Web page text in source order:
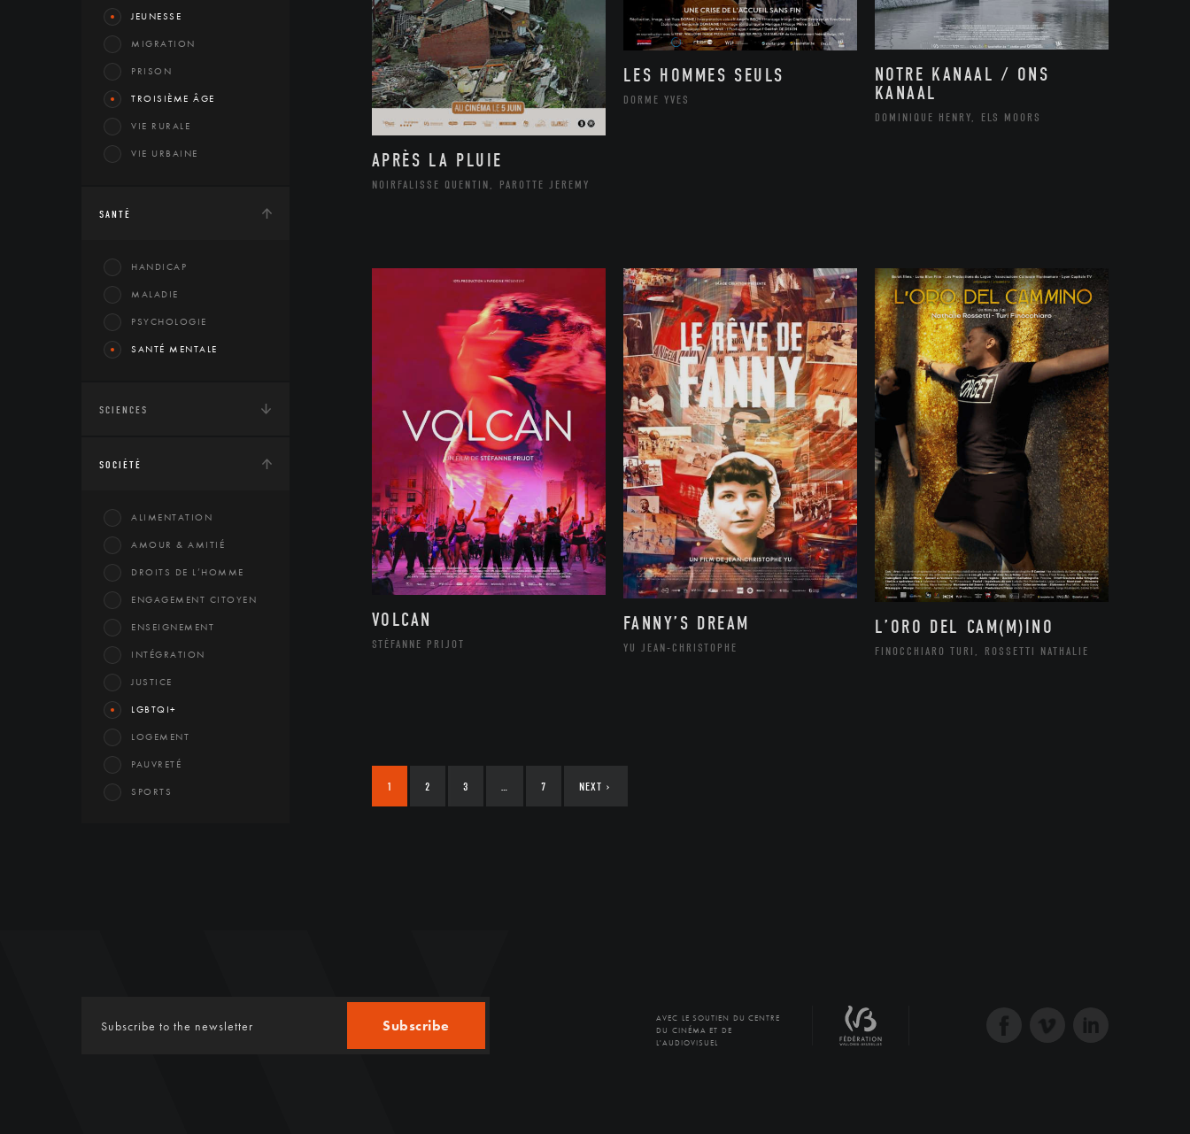
JEUNESSE
MIGRATION
PRISON
TROISIÈME ÂGE
VIE RURALE
VIE URBAINE
SANTÉ
HANDICAP
MALADIE
PSYCHOLOGIE
SANTÉ MENTALE
SCIENCES
SOCIÉTÉ
ALIMENTATION
AMOUR & AMITIÉ
DROITS DE L’HOMME
ENGAGEMENT CITOYEN
ENSEIGNEMENT
INTÉGRATION
JUSTICE
LGBTQI+
LOGEMENT
PAUVRETÉ
SPORTS
APRÈS LA PLUIE
NOIRFALISSE QUENTIN, PAROTTE JEREMY
LES HOMMES SEULS
DORME YVES
NOTRE KANAAL / ONS
KANAAL
DOMINIQUE HENRY, ELS MOORS
VOLCAN
STÉFANNE PRIJOT
FANNY’S DREAM
YU JEAN-CHRISTOPHE
L’ORO DEL CAM(M)INO
FINOCCHIARO TURI, ROSSETTI NATHALIE
1 2 3 … 7 NEXT ›
Subscribe
AVEC LE SOUTIEN DU CENTRE
DU CINÉMA ET DE
L'AUDIOVISUEL